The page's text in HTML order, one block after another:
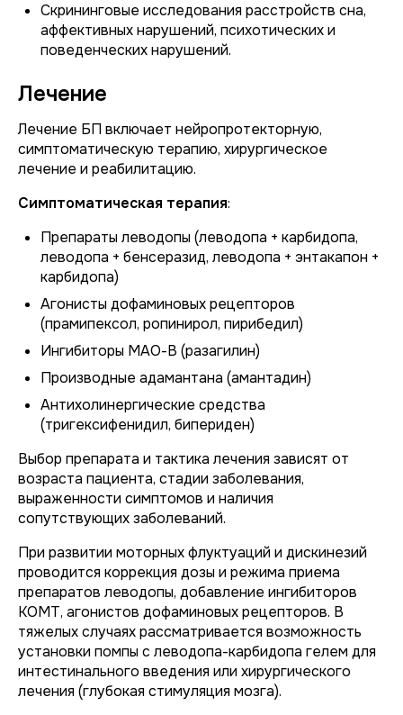
Скрининговые исследования расстройств сна,
аффективных нарушений, психотических и
поведенческих нарушений.
Лечение
Лечение БП включает нейропротекторную,
симптоматическую терапию, хирургическое
лечение и реабилитацию.
Симптоматическая терапия:
Препараты леводопы (леводопа + карбидопа,
леводопа + бенсеразид, леводопа + энтакапон +
карбидопа)
Агонисты дофаминовых рецепторов
(прамипексол, ропинирол, пирибедил)
Ингибиторы МАО-B (разагилин)
Производные адамантана (амантадин)
Антихолинергические средства
(тригексифенидил, бипериден)
Выбор препарата и тактика лечения зависят от
возраста пациента, стадии заболевания,
выраженности симптомов и наличия
сопутствующих заболеваний.
При развитии моторных флуктуаций и дискинезий
проводится коррекция дозы и режима приема
препаратов леводопы, добавление ингибиторов
КОМТ, агонистов дофаминовых рецепторов. В
тяжелых случаях рассматривается возможность
установки помпы с леводопа-карбидопа гелем для
интестинального введения или хирургического
лечения (глубокая стимуляция мозга).